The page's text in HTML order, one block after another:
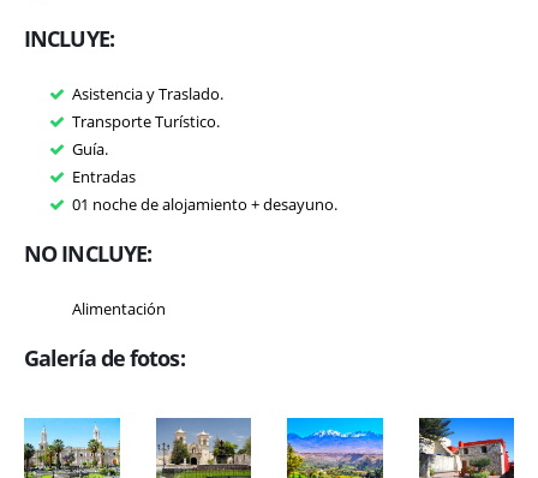
INCLUYE:
Asistencia y Traslado.
Transporte Turístico.
Guía.
Entradas
01 noche de alojamiento + desayuno.
NO INCLUYE:
Alimentación
Galería de fotos: